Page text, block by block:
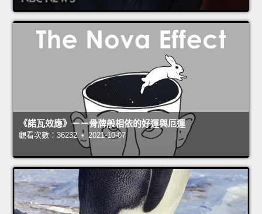
《諾瓦效應》－－骨牌般相依的好運與厄運
觀看次數：36232 • 2021-10-07